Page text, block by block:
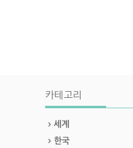
카테고리
세계
한국